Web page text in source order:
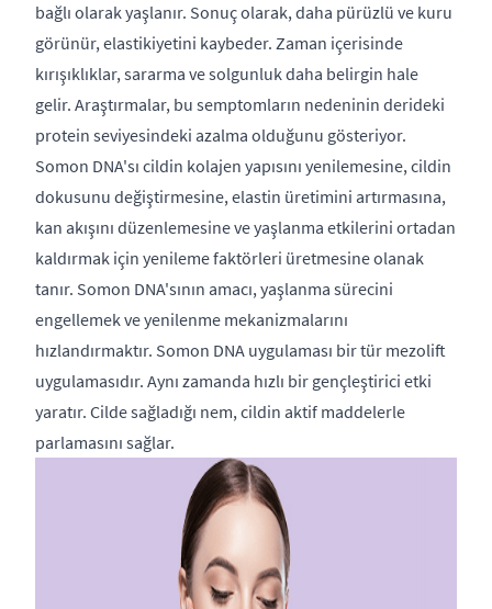
bağlı olarak yaşlanır. Sonuç olarak, daha pürüzlü ve kuru
görünür, elastikiyetini kaybeder. Zaman içerisinde
kırışıklıklar, sararma ve solgunluk daha belirgin hale
gelir. Araştırmalar, bu semptomların nedeninin derideki
protein seviyesindeki azalma olduğunu gösteriyor.
Somon DNA'sı cildin kolajen yapısını yenilemesine, cildin
dokusunu değiştirmesine, elastin üretimini artırmasına,
kan akışını düzenlemesine ve yaşlanma etkilerini ortadan
kaldırmak için yenileme faktörleri üretmesine olanak
tanır. Somon DNA'sının amacı, yaşlanma sürecini
engellemek ve yenilenme mekanizmalarını
hızlandırmaktır. Somon DNA uygulaması bir tür mezolift
uygulamasıdır. Aynı zamanda hızlı bir gençleştirici etki
yaratır. Cilde sağladığı nem, cildin aktif maddelerle
parlamasını sağlar.